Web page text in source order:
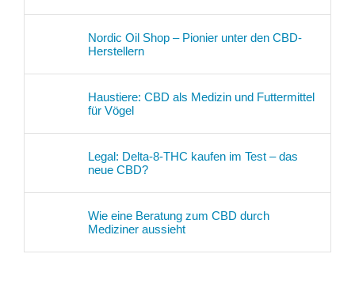
Nordic Oil Shop – Pionier unter den CBD-
Herstellern
Haustiere: CBD als Medizin und Futtermittel
für Vögel
Legal: Delta-8-THC kaufen im Test – das
neue CBD?
Wie eine Beratung zum CBD durch
Mediziner aussieht